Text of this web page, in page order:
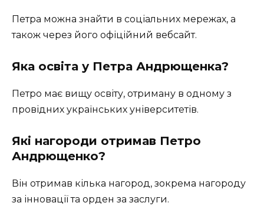
Петра можна знайти в соціальних мережах, а
також через його офіційний вебсайт.
Яка освіта у Петра Андрющенка?
Петро має вищу освіту, отриману в одному з
провідних українських університетів.
Які нагороди отримав Петро
Андрющенко?
Він отримав кілька нагород, зокрема нагороду
за інновації та орден за заслуги.